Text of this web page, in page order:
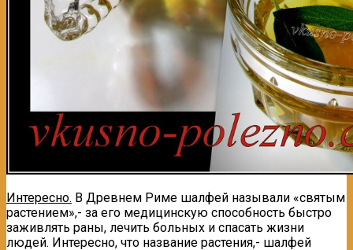
Интересно. В Древнем Риме шалфей называли «святым
растением»,- за его медицинскую способность быстро
заживлять раны, лечить больных и спасать жизни
людей. Интересно, что название растения,- шалфей